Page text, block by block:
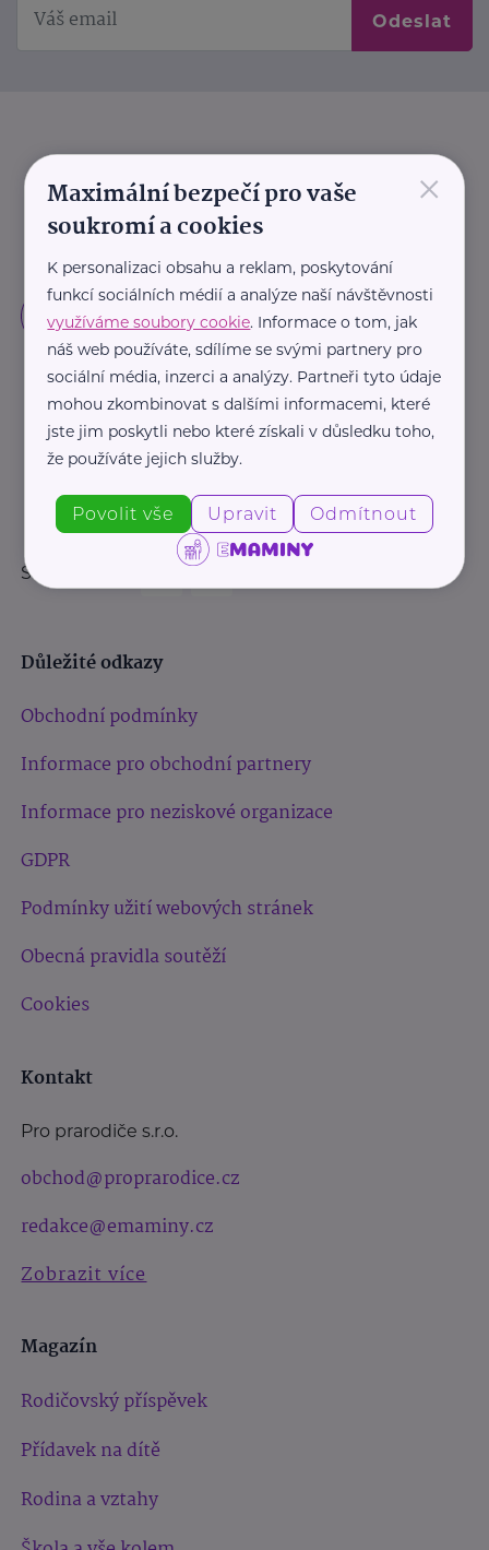
Odeslat
Sledujte nás:
Důležité odkazy
Obchodní podmínky
Informace pro obchodní partnery
Informace pro neziskové organizace
GDPR
Podmínky užití webových stránek
Obecná pravidla soutěží
Cookies
Kontakt
Pro prarodiče s.r.o.
obchod@proprarodice.cz
redakce@emaminy.cz
Zobrazit více
Magazín
Rodičovský příspěvek
Přídavek na dítě
Rodina a vztahy
×
Maximální bezpečí pro vaše
soukromí a cookies
K personalizaci obsahu a reklam, poskytování
funkcí sociálních médií a analýze naší návštěvnosti
využíváme soubory cookie. Informace o tom, jak
náš web používáte, sdílíme se svými partnery pro
sociální média, inzerci a analýzy. Partneři tyto údaje
mohou zkombinovat s dalšími informacemi, které
jste jim poskytli nebo které získali v důsledku toho,
že používáte jejich služby.
Povolit vše Upravit Odmítnout